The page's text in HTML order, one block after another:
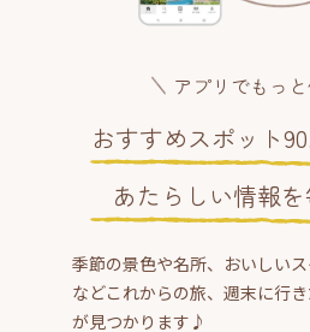
アプリでもっ
おすすめスポット
あたらしい情報
季節の景色や名所、おいしい
などこれからの旅、週末に行
が見つかります♪